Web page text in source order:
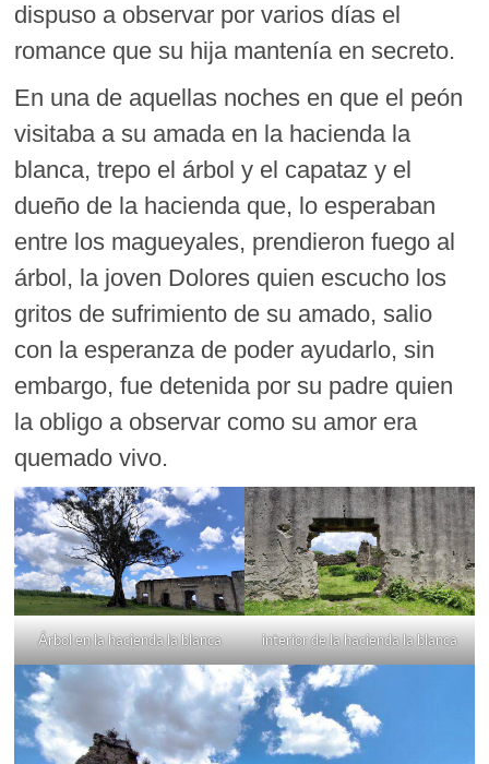
dispuso a observar por varios días el
romance que su hija mantenía en secreto.
En una de aquellas noches en que el peón
visitaba a su amada en la hacienda la
blanca, trepo el árbol y el capataz y el
dueño de la hacienda que, lo esperaban
entre los magueyales, prendieron fuego al
árbol, la joven Dolores quien escucho los
gritos de sufrimiento de su amado, salio
con la esperanza de poder ayudarlo, sin
embargo, fue detenida por su padre quien
la obligo a observar como su amor era
quemado vivo.
Árbol en la hacienda la blanca interior de la hacienda la blanca